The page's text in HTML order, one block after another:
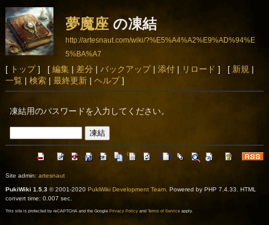
夢魔座の凍結
http://artesnaut.com/wiki/?%E5%A4%A2%E9%AD%94%E
5%BA%A7
[ トップ] [ 編集| 差分 | バックアップ| 添付| リロード ] [ 新規 |
一覧| 検索| 最終更新| ヘルプ]
凍結用のパスワードを入力してください。
Site admin: artesnaut
PukiWiki 1.5.3© 2001-2020 PukiWiki Development Team. Powered by PHP 7.4.33. HTML
convert time: 0.007 sec.
This site is protected by reCAPTCHA and the Google Privacy Policyand Terms of Serviceapply.